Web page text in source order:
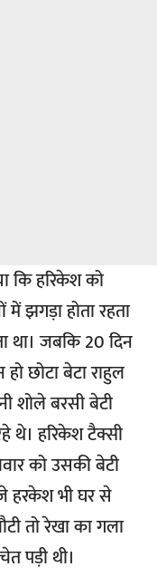
कि हरिकेश को
में झगड़ा होता रहता
था। जबकि 20 दिन
छोटा बेटा राहुल
शोले बरसी बेटी
थे। हरिकेश टैक्सी
को उसकी बेटी
हरकेश भी घर से
तो रेखा का गला
पड़ी थी।